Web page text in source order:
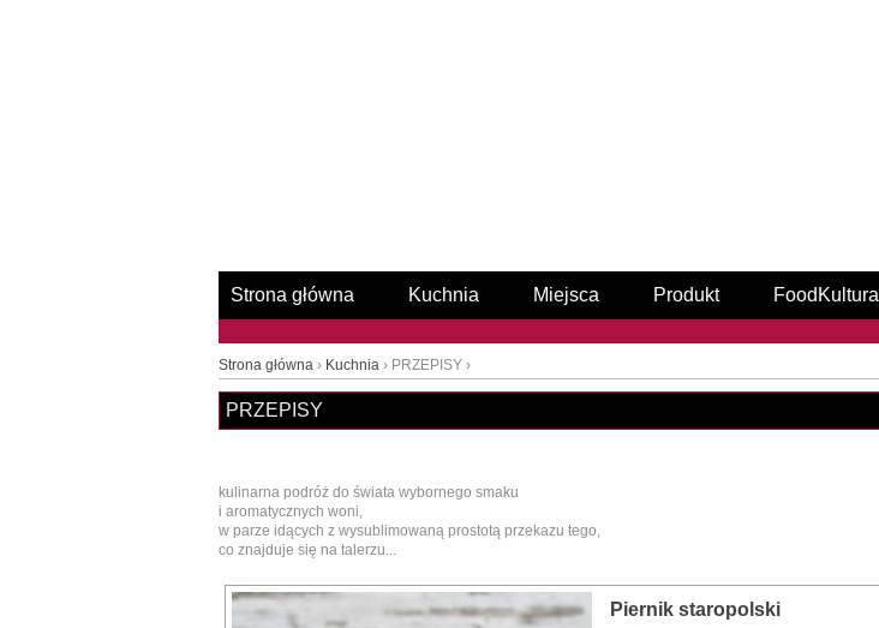
Strona główna Kuchnia Miejsca Produkt FoodKultura
Strona główna › Kuchnia › PRZEPISY ›
PRZEPISY
kulinarna podróż do świata wybornego smaku
i aromatycznych woni,
w parze idących z wysublimowaną prostotą przekazu tego,
co znajduje się na talerzu...
Piernik staropolski